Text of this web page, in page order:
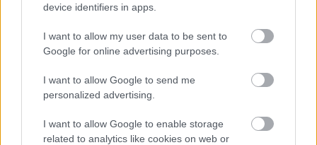
device identifiers in apps.
I want to allow my user data to be sent to
Google for online advertising purposes.
I want to allow Google to send me
personalized advertising.
I want to allow Google to enable storage
related to analytics like cookies on web or
be, hanem egyáltalán nem volt dízel.